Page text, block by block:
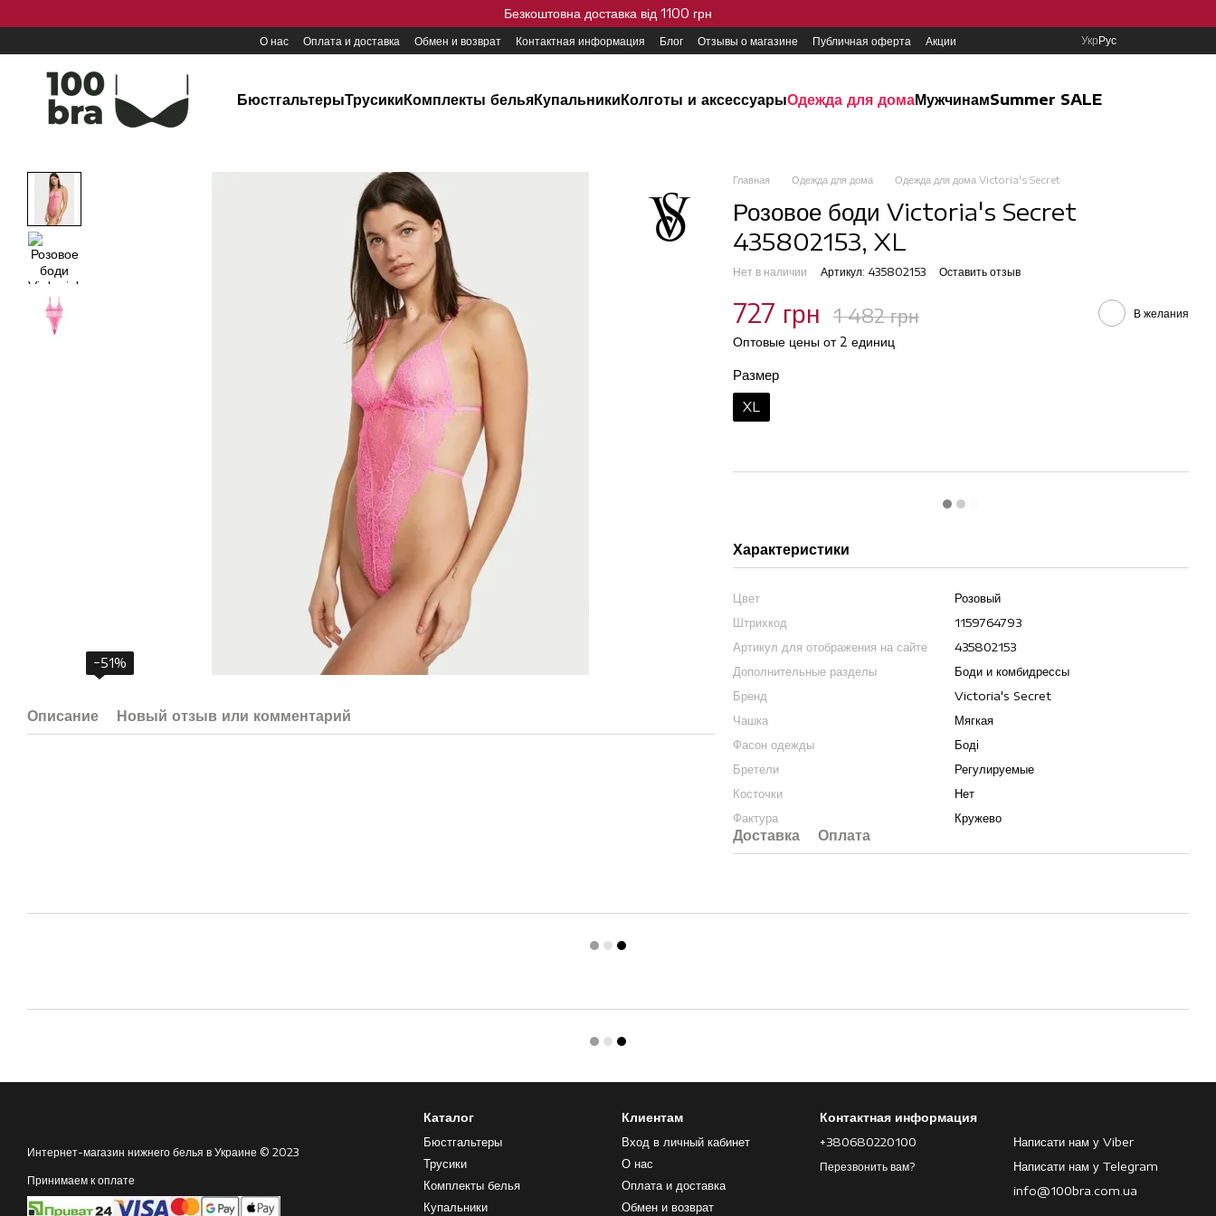
Безкоштовна доставка від 1100 грн
О нас Оплата и доставка Обмен и возврат Контактная информация Блог Отзывы о магазине Публичная оферта Акции УкрРус
БюстгальтерыТрусикиКомплекты бельяКупальникиКолготы и аксессуарыОдежда для домаМужчинамSummer SALE
−51%
Описание Новый отзыв или комментарий
Главная Одежда для дома Одежда для дома Victoria's Secret
Розовое боди Victoria's Secret
435802153, XL
Нет в наличии Артикул: 435802153 Оставить отзыв
727 грн 1 482 грн В желания
Оптовые цены от 2 единиц
Размер
XL
Характеристики
Цвет
Розовый
Штрихкод
1159764793
Артикул для отображения на сайте
435802153
Дополнительные разделы
Боди и комбидрессы
Бренд
Victoria's Secret
Чашка
Мягкая
Фасон одежды
Боді
Бретели
Регулируемые
Косточки
Нет
Фактура
Кружево
Доставка Оплата
Интернет-магазин нижнего белья в Украине © 2023
Принимаем к оплате
Каталог
Бюстгальтеры
Трусики
Комплекты белья
Купальники
Клиентам
Вход в личный кабинет
О нас
Оплата и доставка
Обмен и возврат
Контактная информация
+380680220100
Перезвонить вам?
Написати нам у Viber
Написати нам у Telegram
info@100bra.com.ua